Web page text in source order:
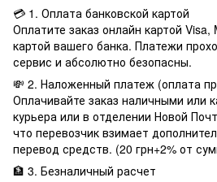
💳 1. Оплата банковской картой
Оплатите заказ онлайн картой Visa,
картой вашего банка. Платежи
сервис и абсолютно безопасны.
💸 2. Наложенный платеж (оплата
Оплачивайте заказ наличными или
курьера или в отделении Новой
что перевозчик взимает
перевод средств. (20 грн+2% от
🏦 3. Безналичный расчет